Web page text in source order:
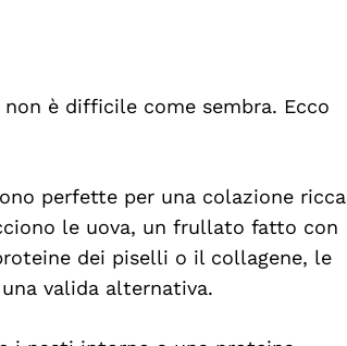
è difficile come sembra. Ecco
perfette per una colazione ricca
le uova, un frullato fatto con
dei piselli o il collagene, le
valida alternativa.